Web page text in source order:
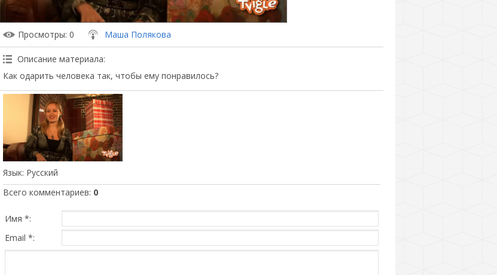
Просмотры: 0 Маша Полякова
Описание материала:
Как одарить человека так, чтобы ему понравилось?
Язык: Русский
Всего комментариев: 0
Имя *:
Email *: